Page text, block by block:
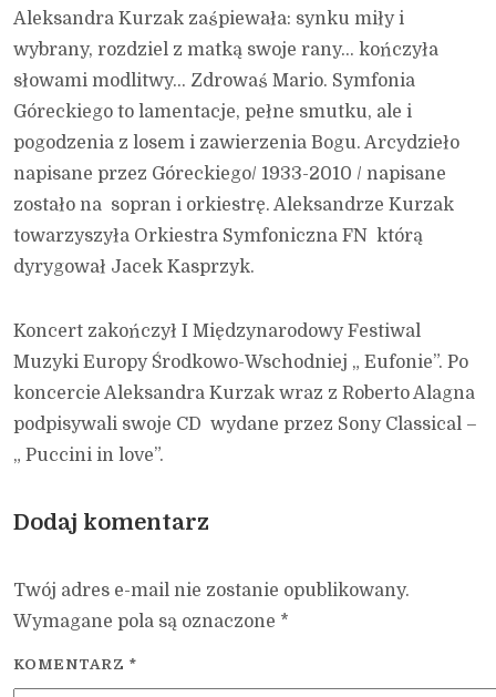
Aleksandra Kurzak zaśpiewała: synku miły i
wybrany, rozdziel z matką swoje rany… kończyła
słowami modlitwy… Zdrowaś Mario. Symfonia
Góreckiego to lamentacje, pełne smutku, ale i
pogodzenia z losem i zawierzenia Bogu. Arcydzieło
napisane przez Góreckiego/ 1933-2010 / napisane
zostało na sopran i orkiestrę. Aleksandrze Kurzak
towarzyszyła Orkiestra Symfoniczna FN którą
dyrygował Jacek Kasprzyk.
Koncert zakończył I Międzynarodowy Festiwal
Muzyki Europy Środkowo-Wschodniej „ Eufonie”. Po
koncercie Aleksandra Kurzak wraz z Roberto Alagna
podpisywali swoje CD wydane przez Sony Classical –
„ Puccini in love”.
Dodaj komentarz
Twój adres e-mail nie zostanie opublikowany.
Wymagane pola są oznaczone *
KOMENTARZ *